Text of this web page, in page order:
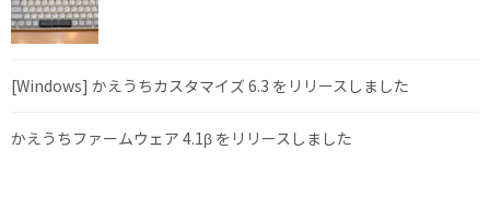
[Windows] かえうちカスタマイズ 6.3 をリリースしました
かえうちファームウェア 4.1β をリリースしました